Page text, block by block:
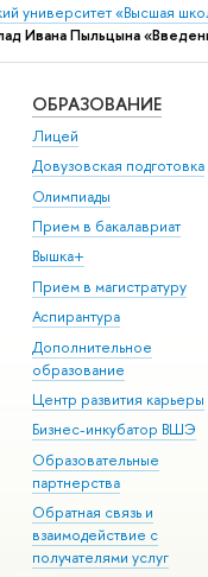
университет «Высшая
Ивана Пыльцына
ОБРАЗОВАНИЕ
Лицей
Довузовская подготовка
Олимпиады
Прием в бакалавриат
Вышка+
Прием в магистратуру
Аспирантура
Дополнительное
образование
Центр развития карьеры
Бизнес-инкубатор ВШЭ
Образовательные
партнерства
Обратная связь и
взаимодействие с
получателями услуг